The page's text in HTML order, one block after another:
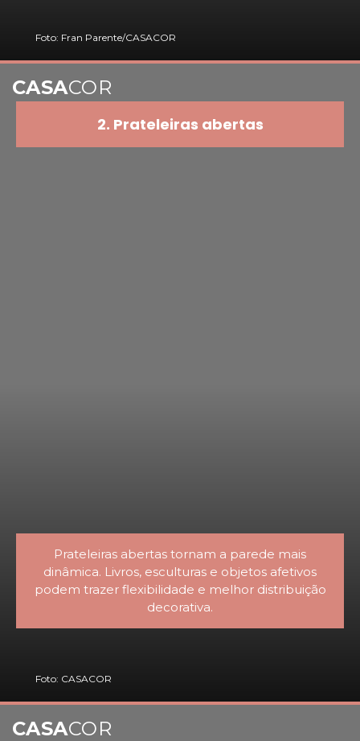
Foto: Fran Parente/CASACOR
Prateleiras abertas tornam a parede mais
dinâmica. Livros, esculturas e objetos afetivos
podem trazer flexibilidade e melhor distribuição
decorativa.
2. Prateleiras abertas
Foto: CASACOR
CASACOR
CASACOR